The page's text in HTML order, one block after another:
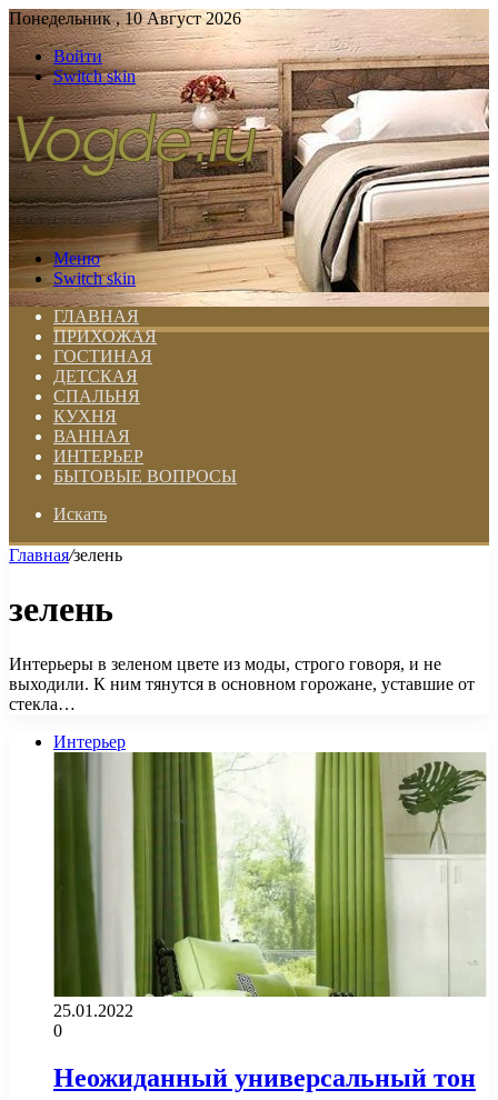
Понедельник , 10 Август 2026
Войти
Switch skin
Меню
Switch skin
ГЛАВНАЯ
ПРИХОЖАЯ
ГОСТИНАЯ
ДЕТСКАЯ
СПАЛЬНЯ
КУХНЯ
ВАННАЯ
ИНТЕРЬЕР
БЫТОВЫЕ ВОПРОСЫ
Искать
Главная/зелень
зелень
Интерьеры в зеленом цвете из моды, строго говоря, и не
выходили. К ним тянутся в основном горожане, уставшие от
стекла…
Интерьер
25.01.2022
0
Неожиданный универсальный тон